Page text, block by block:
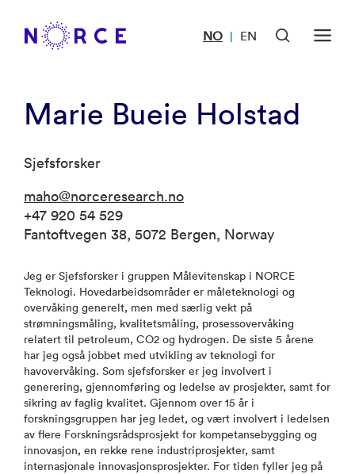
NO | EN
Marie Bueie Holstad
Sjefsforsker
maho@norceresearch.no
+47 920 54 529
Fantoftvegen 38, 5072 Bergen, Norway
Jeg er Sjefsforsker i gruppen Målevitenskap i NORCE
Teknologi. Hovedarbeidsområder er måleteknologi og
overvåking generelt, men med særlig vekt på
strømningsmåling, kvalitetsmåling, prosessovervåking
relatert til petroleum, CO2 og hydrogen. De siste 5 årene
har jeg også jobbet med utvikling av teknologi for
havovervåking. Som sjefsforsker er jeg involvert i
generering, gjennomføring og ledelse av prosjekter, samt for
sikring av faglig kvalitet. Gjennom over 15 år i
forskningsgruppen har jeg ledet, og vært involvert i ledelsen
av flere Forskningsrådsprosjekt for kompetansebygging og
innovasjon, en rekke rene industriprosjekter, samt
internasjonale innovasjonsprosjekter. For tiden fyller jeg på